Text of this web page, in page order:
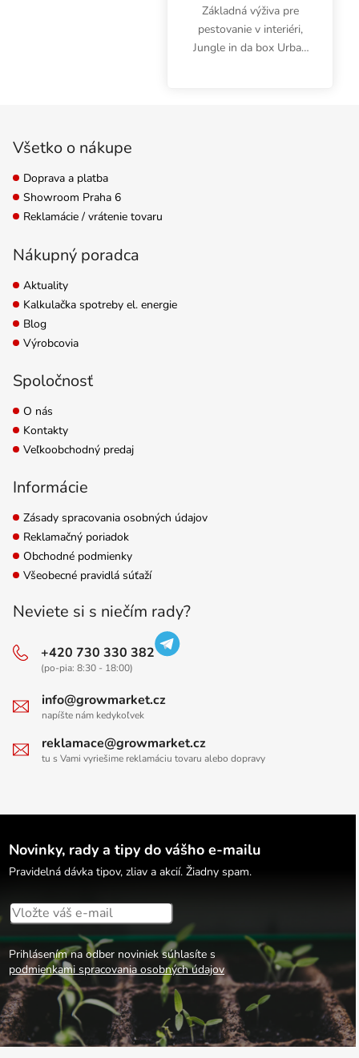
Základná výživa pre
pestovanie v interiéri,
Jungle in da box Urban
Všetko o nákupe
Doprava a platba
Showroom Praha 6
Reklamácie / vrátenie tovaru
Nákupný poradca
Aktuality
Kalkulačka spotreby el. energie
Blog
Výrobcovia
Spoločnosť
O nás
Kontakty
Veľkoobchodný predaj
Informácie
Zásady spracovania osobných údajov
Reklamačný poriadok
Obchodné podmienky
Všeobecné pravidlá súťaží
Neviete si s niečím rady?
+420 730 330 382
(po-pia: 8:30 - 18:00)
info@growmarket.cz
napíšte nám kedykoľvek
reklamace@growmarket.cz
tu s Vami vyriešime reklamáciu tovaru alebo dopravy
Novinky, rady a tipy do vášho e-mailu
Pravidelná dávka tipov, zliav a akcií. Žiadny spam.
Prihlásením na odber noviniek súhlasíte s
podmienkami spracovania osobných údajov